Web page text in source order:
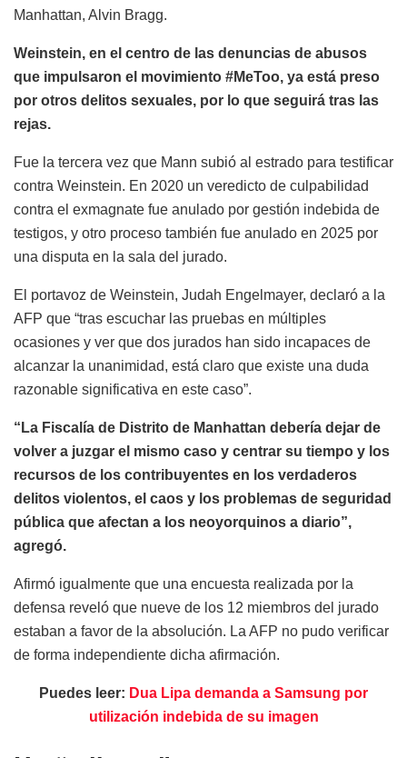
Manhattan, Alvin Bragg.
Weinstein, en el centro de las denuncias de abusos
que impulsaron el movimiento #MeToo, ya está preso
por otros delitos sexuales, por lo que seguirá tras las
rejas.
Fue la tercera vez que Mann subió al estrado para testificar
contra Weinstein. En 2020 un veredicto de culpabilidad
contra el exmagnate fue anulado por gestión indebida de
testigos, y otro proceso también fue anulado en 2025 por
una disputa en la sala del jurado.
El portavoz de Weinstein, Judah Engelmayer, declaró a la
AFP que “tras escuchar las pruebas en múltiples
ocasiones y ver que dos jurados han sido incapaces de
alcanzar la unanimidad, está claro que existe una duda
razonable significativa en este caso”.
“La Fiscalía de Distrito de Manhattan debería dejar de
volver a juzgar el mismo caso y centrar su tiempo y los
recursos de los contribuyentes en los verdaderos
delitos violentos, el caos y los problemas de seguridad
pública que afectan a los neoyorquinos a diario”,
agregó.
Afirmó igualmente que una encuesta realizada por la
defensa reveló que nueve de los 12 miembros del jurado
estaban a favor de la absolución. La AFP no pudo verificar
de forma independiente dicha afirmación.
Puedes leer: Dua Lipa demanda a Samsung por
utilización indebida de su imagen